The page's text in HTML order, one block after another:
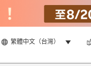
繁體中文（台灣）